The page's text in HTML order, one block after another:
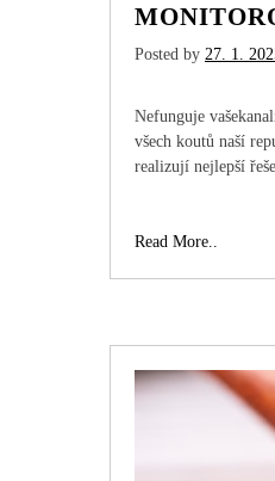
Posted by 27. 1.
Nefunguje
všech koutů naší
realizují nejlepší
Read More..